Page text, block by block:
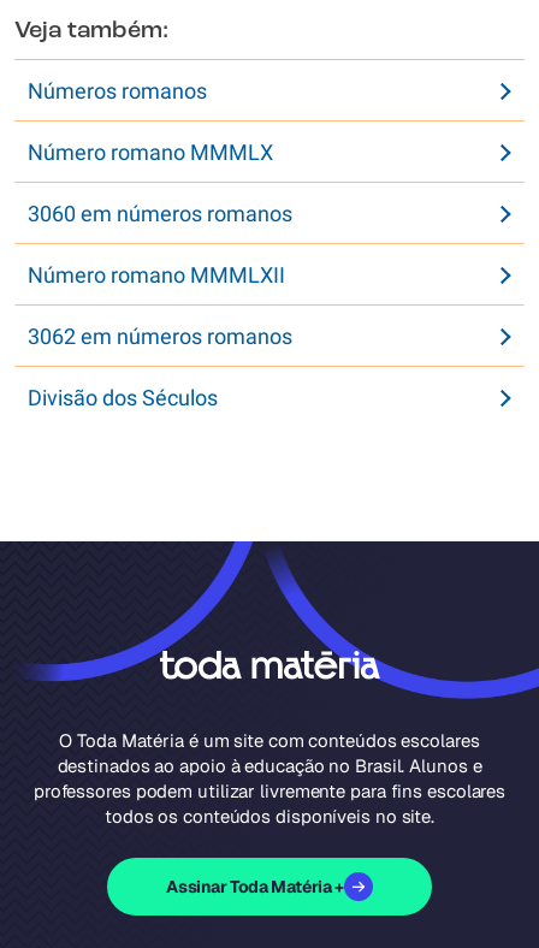
Veja também:
Números romanos
Número romano MMMLX
3060 em números romanos
Número romano MMMLXII
3062 em números romanos
Divisão dos Séculos
O Toda Matéria é um site com conteúdos escolares
destinados ao apoio à educação no Brasil. Alunos e
professores podem utilizar livremente para fins escolares
todos os conteúdos disponíveis no site.
Assinar Toda Matéria +